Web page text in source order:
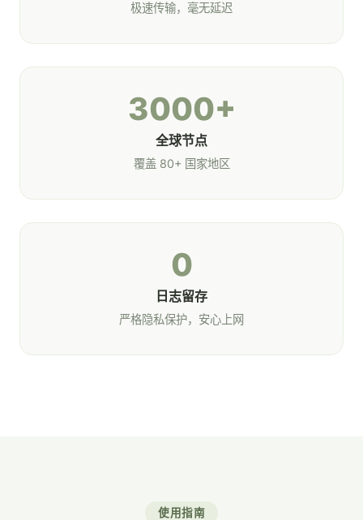
极速传输，毫无延迟
3000+
全球节点
覆盖 80+ 国家地区
0
日志留存
严格隐私保护，安心上网
使用指南